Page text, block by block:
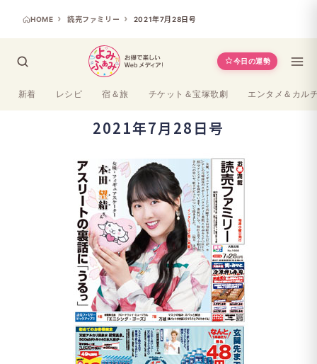
HOME 読売ファミリー 2021年7月28日号
今日の運勢
新着 レシピ 宿＆旅 チケット＆宝塚歌劇 エンタメ＆カル
2021年7月28日号